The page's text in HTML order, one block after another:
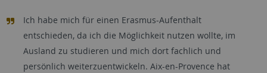
Ich habe mich für einen Erasmus-Aufenthalt
entschieden, da ich die Möglichkeit nutzen wollte, im
Ausland zu studieren und mich dort fachlich und
persönlich weiterzuentwickeln. Aix-en-Provence hat